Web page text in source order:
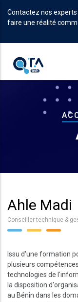
au
contenu
Contactez nos
faire une réalité
Fil
Ahle Madi
Conseiller technique &
Issu d'une formation
plusieurs
technologies de
la disposition
au Bénin dans les